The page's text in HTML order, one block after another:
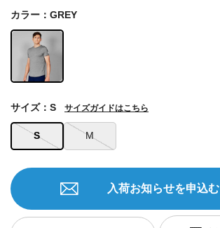
カラー：GREY
S M
サイズ：S サイズガイドはこちら
入荷お知らせを申込む